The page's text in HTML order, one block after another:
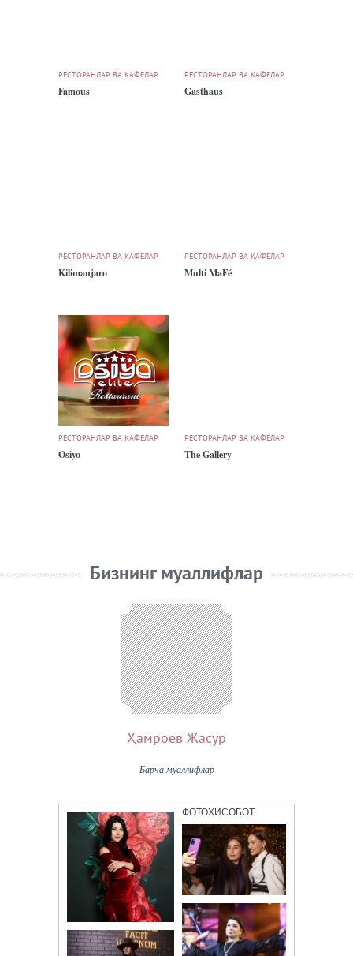
РЕСТОРАНЛАР ВА КАФЕЛАР
Famous
РЕСТОРАНЛАР ВА КАФЕЛАР
Gasthaus
РЕСТОРАНЛАР ВА КАФЕЛАР
Kilimanjaro
РЕСТОРАНЛАР ВА КАФЕЛАР
Multi MaFé
РЕСТОРАНЛАР ВА КАФЕЛАР
Osiyo
РЕСТОРАНЛАР ВА КАФЕЛАР
The Gallery
Бизнинг муаллифлар
Ҳамроев Жасур
Барча муаллифлар
ФОТОҲИСОБОТ